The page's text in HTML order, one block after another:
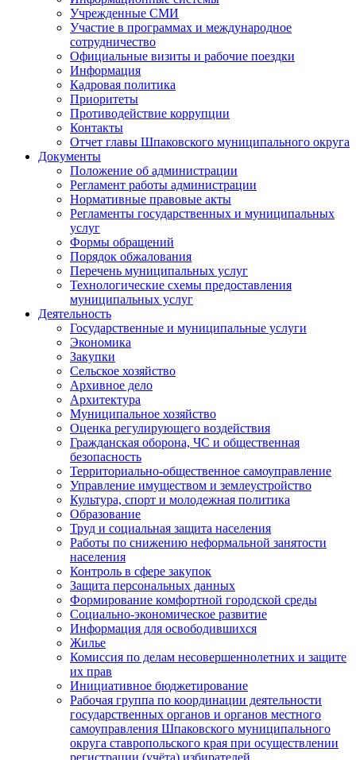
Учрежденные СМИ
Участие в программах и международное
сотрудничество
Официальные визиты и рабочие поездки
Информация
Кадровая политика
Приоритеты
Противодействие коррупции
Контакты
Отчет главы Шпаковского муниципального округа
Документы
Положение об администрации
Регламент работы администрации
Нормативные правовые акты
Регламенты государственных и муниципальных
услуг
Формы обращений
Порядок обжалования
Перечень муниципальных услуг
Технологические схемы предоставления
муниципальных услуг
Деятельность
Государственные и муниципальные услуги
Экономика
Закупки
Сельское хозяйство
Архивное дело
Архитектура
Муниципальное хозяйство
Оценка регулирующего воздействия
Гражданская оборона, ЧС и общественная
безопасность
Территориально-общественное самоуправление
Управление имуществом и землеустройство
Культура, спорт и молодежная политика
Образование
Труд и социальная защита населения
Работы по снижению неформальной занятости
населения
Контроль в сфере закупок
Защита персональных данных
Формирование комфортной городской среды
Социально-экономическое развитие
Информация для освободившихся
Жилье
Комиссия по делам несовершеннолетних и защите
их прав
Инициативное бюджетирование
Рабочая группа по координации деятельности
государственных органов и органов местного
самоуправления Шпаковского муниципального
округа ставропольского края при осуществлении